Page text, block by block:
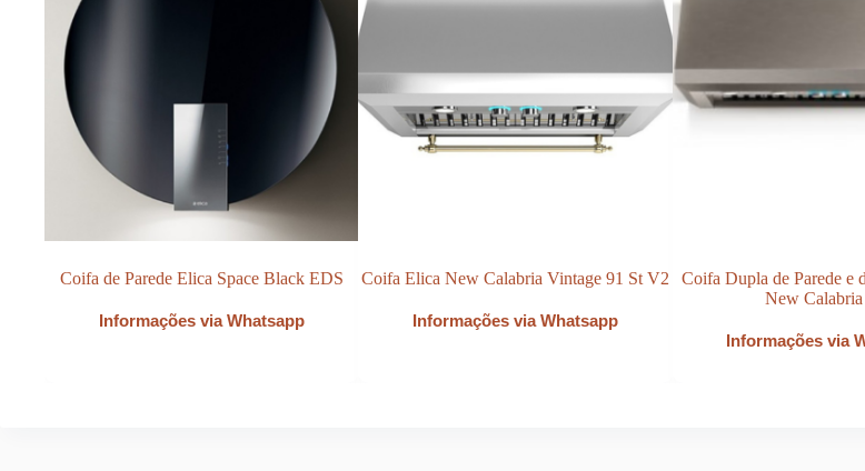
Coifa de Parede Elica Space Black EDS
Informações via Whatsapp
Coifa Elica New Calabria Vintage 91 St V2
Informações via Whatsapp
Coifa Dupla de Parede e
New Calabria
Informações via